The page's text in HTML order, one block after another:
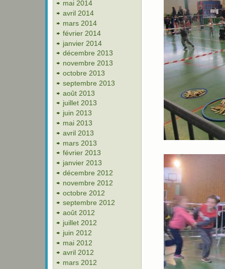
mai 2014
avril 2014
mars 2014
février 2014
janvier 2014
décembre 2013
novembre 2013
octobre 2013
septembre 2013
août 2013
juillet 2013
juin 2013
mai 2013
avril 2013
mars 2013
février 2013
janvier 2013
décembre 2012
novembre 2012
octobre 2012
septembre 2012
août 2012
juillet 2012
juin 2012
mai 2012
avril 2012
mars 2012